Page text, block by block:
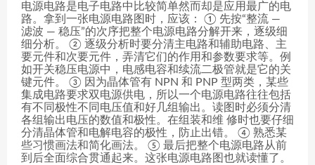
电源电路是电子电路中比较简单然而却是应用最广的电
路。拿到一张电源电路图时，应该： ① 先按“整流 —
滤波 — 稳压”的次序把整个电源电路分解开来，逐级细
细分析。 ② 逐级分析时要分清主电路和辅助电路、主
要元件和次要元件，弄清它们的作用和参数要求等。例
如开关稳压电源中，电感电容和续流二极管就是它的关
键元件。 ③ 因为晶体管有 NPN 和 PNP 型两类，某些
集成电路要求双电源供电，所以一个电源电路往往包括
有不同极性不同电压值和好几组输出。读图时必须分清
各组输出电压的数值和极性。在组装和维 修时也要仔细
分清晶体管和电解电容的极性，防止出错。 ④ 熟悉某
些习惯画法和简化画法。 ⑤ 最后把整个电源电路从前
到后全面综合贯通起来。这张电源电路图也就读懂了。